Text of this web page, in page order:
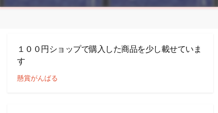
１００円ショップで購入した商品を少し載せていま
す
懸賞がんばる